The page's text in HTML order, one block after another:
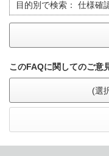
目的別で検索： 仕様確
このFAQに関してのご意
(選